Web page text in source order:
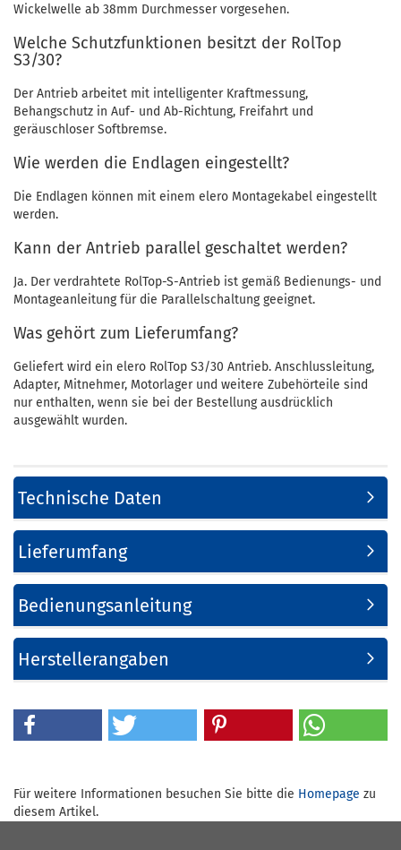
Wickelwelle ab 38mm Durchmesser vorgesehen.
Welche Schutzfunktionen besitzt der RolTop
S3/30?
Der Antrieb arbeitet mit intelligenter Kraftmessung,
Behangschutz in Auf- und Ab-Richtung, Freifahrt und
geräuschloser Softbremse.
Wie werden die Endlagen eingestellt?
Die Endlagen können mit einem elero Montagekabel eingestellt
werden.
Kann der Antrieb parallel geschaltet werden?
Ja. Der verdrahtete RolTop-S-Antrieb ist gemäß Bedienungs- und
Montageanleitung für die Parallelschaltung geeignet.
Was gehört zum Lieferumfang?
Geliefert wird ein elero RolTop S3/30 Antrieb. Anschlussleitung,
Adapter, Mitnehmer, Motorlager und weitere Zubehörteile sind
nur enthalten, wenn sie bei der Bestellung ausdrücklich
ausgewählt wurden.
Technische Daten
Lieferumfang
Bedienungsanleitung
Herstellerangaben
Für weitere Informationen besuchen Sie bitte die Homepage zu
diesem Artikel.